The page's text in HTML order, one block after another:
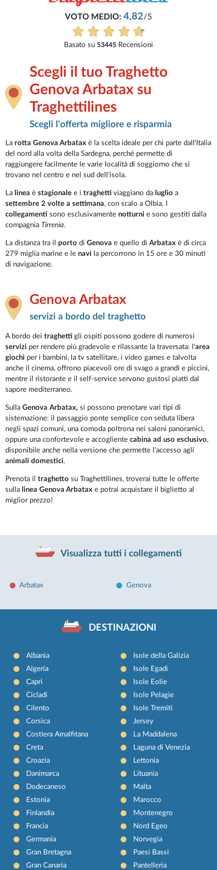
VOTO MEDIO:4,82/5
Basato su 53445Recensioni
Scegli il tuo Traghetto
Genova Arbatax su
Traghettilines
Scegli l'offerta migliore e risparmia
La rotta Genova Arbatax è la scelta ideale per chi parte dall'Italia
del nord alla volta della Sardegna, perché permette di
raggiungere facilmente le varie località di soggiorno che si
trovano nel centro e nel sud dell'isola.
La linea èstagionale e itraghettiviaggiano da luglio a
settembre 2 volte a settimana, con scalo a Olbia. I
collegamentisono esclusivamente notturnie sono gestiti dalla
compagnia Tirrenia.
La distanza tra il porto diGenova e quello diArbataxè di circa
279 miglia marine e le navi la percorrono in 15 ore e 30 minuti
di navigazione.
Genova Arbatax
servizi a bordo del traghetto
A bordo deitraghetti gli ospiti possono godere di numerosi
servizi per rendere più gradevole e rilassante la traversata: l'area
giochi per i bambini, la tv satellitare, i video games e talvolta
anche il cinema, offrono piacevoli ore di svago a grandi e piccini,
mentre il ristorante e il self-service servono gustosi piatti dal
sapore mediterraneo.
SullaGenova Arbatax, si possono prenotare vari tipi di
sistemazione: il passaggio ponte semplice con seduta libera
negli spazi comuni, una comoda poltrona nei saloni panoramici,
oppure una confortevole e accogliente cabina ad uso esclusivo,
disponibile anche nella versione che permette l'accesso agli
animali domestici.
Prenota iltraghetto su Traghettilines, troverai tutte le offerte
sulla linea Genova Arbataxe potrai acquistare il biglietto al
miglior prezzo!
Visualizza tutti i collegamenti
Arbatax Genova
DESTINAZIONI
Albania
Algeria
Capri
Cicladi
Cilento
Corsica
Costiera Amalfitana
Creta
Croazia
Danimarca
Dodecaneso
Estonia
Finlandia
Francia
Germania
Gran Bretagna
Gran Canaria
Isole della Galizia
Isole Egadi
Isole Eolie
Isole Pelagie
Isole Tremiti
Jersey
La Maddalena
Laguna di Venezia
Lettonia
Lituania
Malta
Marocco
Montenegro
Nord Egeo
Norvegia
Paesi Bassi
Pantelleria